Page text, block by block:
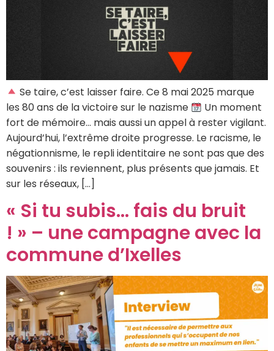
Se taire, c’est laisser faire. Ce 8 mai 2025 marque
les 80 ans de la victoire sur le nazisme
Un moment
fort de mémoire… mais aussi un appel à rester vigilant.
Aujourd’hui, l’extrême droite progresse. Le racisme, le
négationnisme, le repli identitaire ne sont pas que des
souvenirs : ils reviennent, plus présents que jamais. Et
sur les réseaux, […]
« Si tu subis… fais du bruit
! » – une campagne avec la
commune d’Ixelles